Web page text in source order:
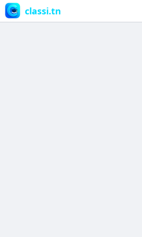
classi.tn